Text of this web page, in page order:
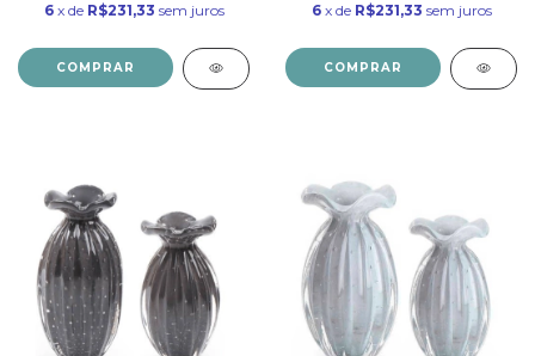
6 x de R$231,33 sem juros
COMPRAR
6 x de R$231,33 sem juros
COMPRAR